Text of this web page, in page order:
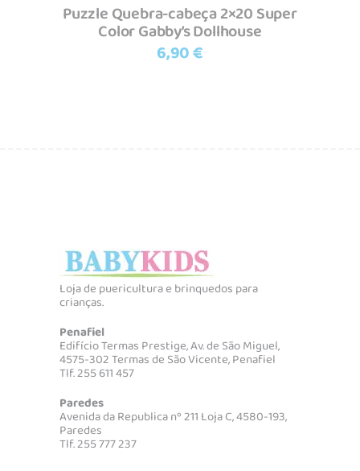
Puzzle Quebra-cabeça 2×20 Super
Color Gabby’s Dollhouse
6,90€
Loja de puericultura e brinquedos para
crianças.
Penafiel
Edifício Termas Prestige, Av. de São Miguel,
4575-302 Termas de São Vicente, Penafiel
Tlf. 255 611 457
Paredes
Avenida da Republica nº 211 Loja C, 4580-193,
Paredes
Tlf. 255 777 237